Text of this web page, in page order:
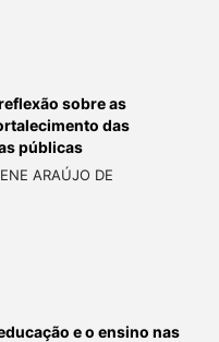
reflexão sobre as
das
públicas
ARAÚJO DE
e o ensino nas